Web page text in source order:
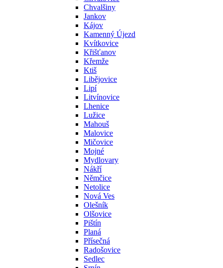
Chvalšiny
Jankov
Kájov
Kamenný Újezd
Kvítkovice
Křišťanov
Křemže
Ktiš
Libějovice
Lipí
Litvínovice
Lhenice
Lužice
Mahouš
Malovice
Mičovice
Mojné
Mydlovary
Nákří
Němčice
Netolice
Nová Ves
Olešník
Olšovice
Pištín
Planá
Přísečná
Radošovice
Sedlec